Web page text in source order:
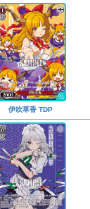
伊吹萃香 TDP